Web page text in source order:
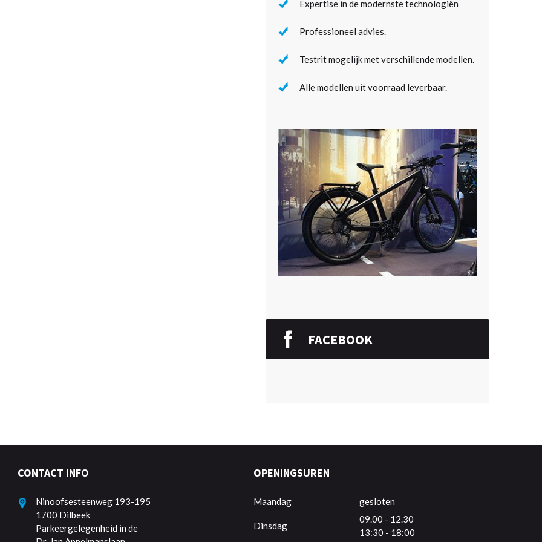
Expertise in de modernste technologiën
Professioneel advies.
Testrit mogelijk met verschillende modellen.
Alle modellen uit voorraad leverbaar.
FACEBOOK
CONTACT INFO
Ninoofsesteenweg 193-195
1700 Dilbeek
Parkeergelegenheid in de
OPENINGSUREN
Maandag gesloten
Dinsdag
09.00 - 12.30
13:30 - 18:00